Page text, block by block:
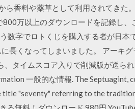
ら香料や薬草として利用されてきた
万以上のダウンロードを記録し
数字でロトくじを購入する者が日本
長くなってしまいました。 アーキ
タイムスコア入りで削減版が送ら
一般的な情報. The Septuagint,
title "seventy" referring to the